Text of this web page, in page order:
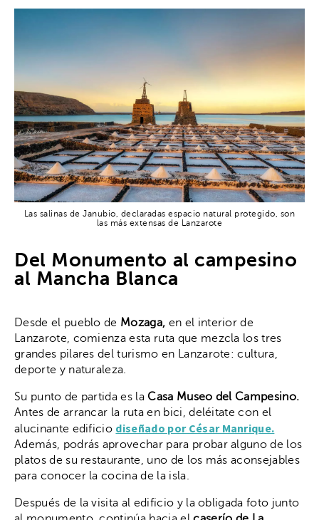
Las salinas de Janubio, declaradas espacio natural protegido, son
las más extensas de Lanzarote
Del Monumento al campesino
al Mancha Blanca
Desde el pueblo de Mozaga, en el interior de
Lanzarote, comienza esta ruta que mezcla los tres
grandes pilares del turismo en Lanzarote: cultura,
deporte y naturaleza.
Su punto de partida es la Casa Museo del Campesino.
Antes de arrancar la ruta en bici, deléitate con el
alucinante edificio diseñado por César Manrique.
Además, podrás aprovechar para probar alguno de los
platos de su restaurante, uno de los más aconsejables
para conocer la cocina de la isla.
Después de la visita al edificio y la obligada foto junto